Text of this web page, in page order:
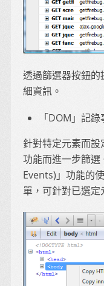
透過篩選器按鈕
細資訊。
「DOM」記
針對特定元素而
功能而進一步篩
Events)」功能的
單，可針對已選定